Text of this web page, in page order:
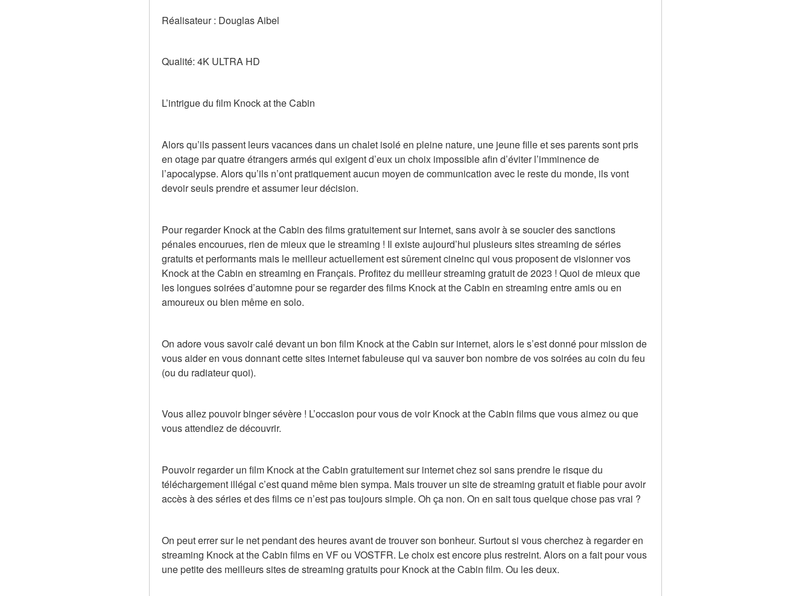
Réalisateur : Douglas Aibel
Qualité: 4K ULTRA HD
L’intrigue du film Knock at the Cabin
Alors qu’ils passent leurs vacances dans un chalet isolé en pleine nature, une jeune fille et ses parents sont pris
en otage par quatre étrangers armés qui exigent d’eux un choix impossible afin d’éviter l’imminence de
l’apocalypse. Alors qu’ils n’ont pratiquement aucun moyen de communication avec le reste du monde, ils vont
devoir seuls prendre et assumer leur décision.
Pour regarder Knock at the Cabin des films gratuitement sur Internet, sans avoir à se soucier des sanctions
pénales encourues, rien de mieux que le streaming ! Il existe aujourd’hui plusieurs sites streaming de séries
gratuits et performants mais le meilleur actuellement est sûrement cineinc qui vous proposent de visionner vos
Knock at the Cabin en streaming en Français. Profitez du meilleur streaming gratuit de 2023 ! Quoi de mieux que
les longues soirées d’automne pour se regarder des films Knock at the Cabin en streaming entre amis ou en
amoureux ou bien même en solo.
On adore vous savoir calé devant un bon film Knock at the Cabin sur internet, alors le s’est donné pour mission de
vous aider en vous donnant cette sites internet fabuleuse qui va sauver bon nombre de vos soirées au coin du feu
(ou du radiateur quoi).
Vous allez pouvoir binger sévère ! L’occasion pour vous de voir Knock at the Cabin films que vous aimez ou que
vous attendiez de découvrir.
Pouvoir regarder un film Knock at the Cabin gratuitement sur internet chez soi sans prendre le risque du
téléchargement illégal c’est quand même bien sympa. Mais trouver un site de streaming gratuit et fiable pour avoir
accès à des séries et des films ce n’est pas toujours simple. Oh ça non. On en sait tous quelque chose pas vrai ?
On peut errer sur le net pendant des heures avant de trouver son bonheur. Surtout si vous cherchez à regarder en
streaming Knock at the Cabin films en VF ou VOSTFR. Le choix est encore plus restreint. Alors on a fait pour vous
une petite des meilleurs sites de streaming gratuits pour Knock at the Cabin film. Ou les deux.